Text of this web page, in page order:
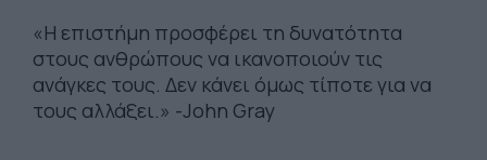
«Η επιστήμη προσφέρει τη δυνατότητα
στους ανθρώπους να ικανοποιούν τις
ανάγκες τους. Δεν κάνει όμως τίποτε για να
τους αλλάξει.» -John Gray